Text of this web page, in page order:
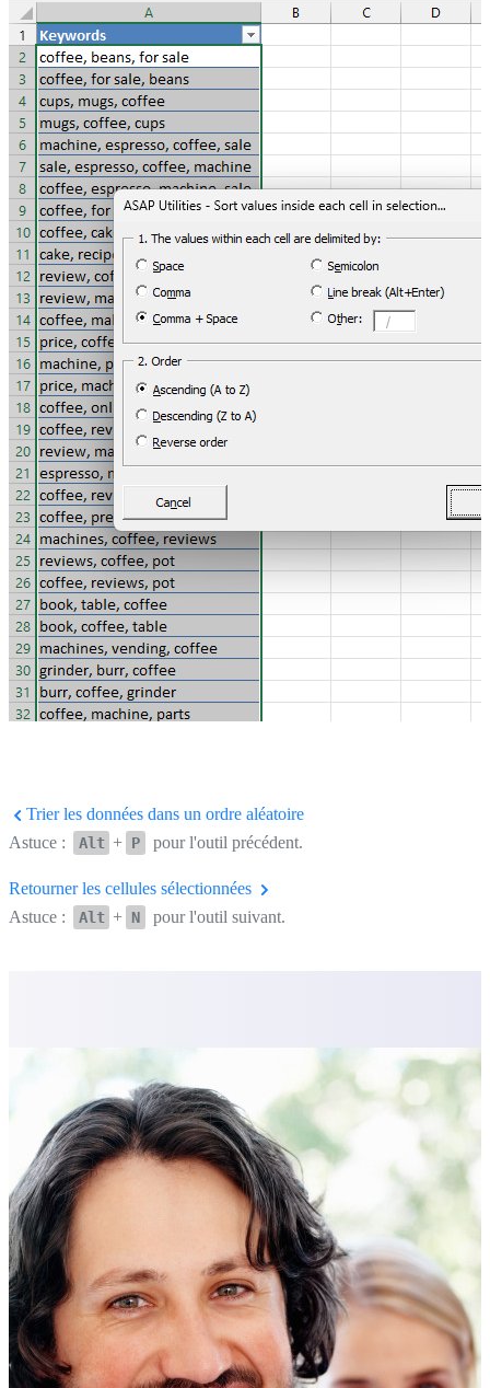
Trier les données dans un ordre aléatoire
Astuce :
Alt + P pour l'outil précédent.
Retourner les cellules sélectionnées
Astuce :
Alt + N pour l'outil suivant.